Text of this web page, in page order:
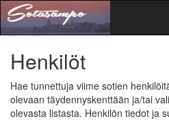
Henkilöt
Hae tunnettuja viime sotien
olevaan täydennyskenttään ja/tai
olevasta listasta. Henkilön tiedot ja